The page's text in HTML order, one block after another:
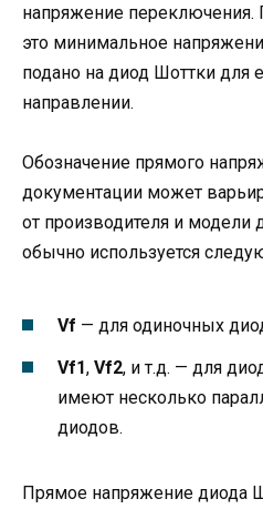
напряжение
это минимальное
подано на диод Шоттки для
направлении.
Обозначение прямого
документации может
от производителя и модели
обычно используется
Vf — для одиночных
Vf1, Vf2, и т.д. — для
имеют несколько
диодов.
Прямое напряжение диода